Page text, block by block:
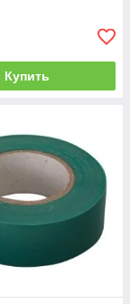
Купить